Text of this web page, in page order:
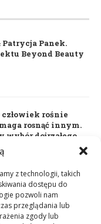
z technologii, takich
dostępu do
pozwoli nam
przeglądania lub
zgody lub
Panek.
Beyond Beauty
rośnie
rosnąć innym.
wybór dojrzałego
Cię